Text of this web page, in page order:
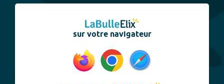
sur votre navigateur